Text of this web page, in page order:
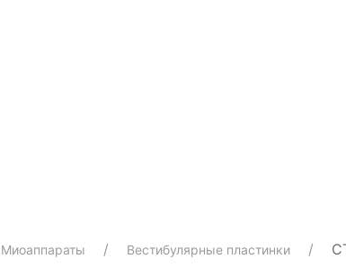
Миоаппараты Вестибулярные пластинки